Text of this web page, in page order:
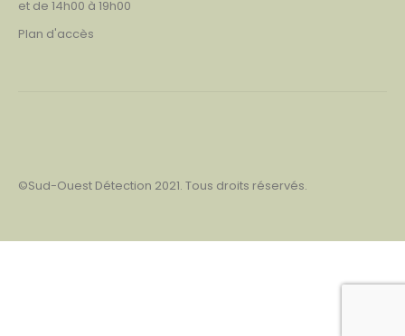
et de 14h00 à 19h00
Plan d'accès
©Sud-Ouest Détection 2021. Tous droits réservés.